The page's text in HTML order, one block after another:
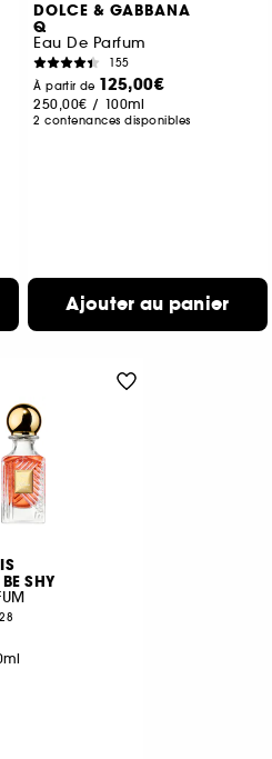
DOLCE & GABBANA
Q
Eau De Parfum
155
À partir de 125,00€
250,00€ / 100ml
2 contenances disponibles
Ajouter au panier
SHY